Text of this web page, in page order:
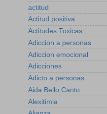
actitud
Actitud positiva
Actitudes Toxicas
Adiccion a personas
Adiccion emocional
Adicciones
Adicto a personas
Aida Bello Canto
Alexitimia